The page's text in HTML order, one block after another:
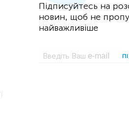
Підписуйтесь на
новин, щоб не
найважливіше